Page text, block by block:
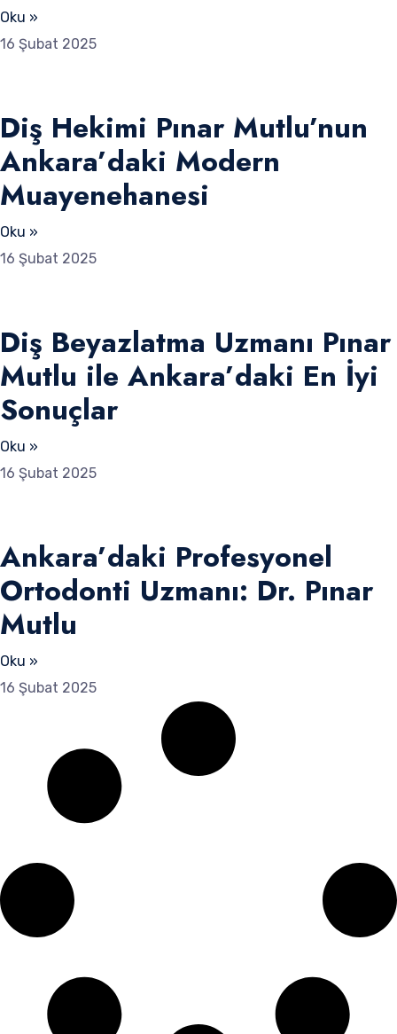
Oku »
16 Şubat 2025
Diş Hekimi Pınar Mutlu’nun
Ankara’daki Modern
Muayenehanesi
Oku »
16 Şubat 2025
Diş Beyazlatma Uzmanı Pınar
Mutlu ile Ankara’daki En İyi
Sonuçlar
Oku »
16 Şubat 2025
Ankara’daki Profesyonel
Ortodonti Uzmanı: Dr. Pınar
Mutlu
Oku »
16 Şubat 2025